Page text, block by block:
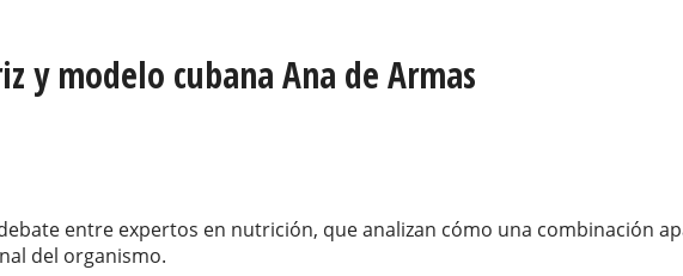
y modelo cubana Ana de Armas
entre expertos en nutrición, que analizan cómo una combinación
del organismo.